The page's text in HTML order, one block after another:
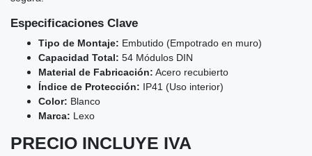
Especificaciones Clave
Tipo de Montaje: Embutido (Empotrado en muro)
Capacidad Total: 54 Módulos DIN
Material de Fabricación: Acero recubierto
Índice de Protección: IP41 (Uso interior)
Color: Blanco
Marca: Lexo
PRECIO INCLUYE IVA